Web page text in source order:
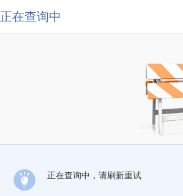
正在查询中
正在查询中，请刷新重试